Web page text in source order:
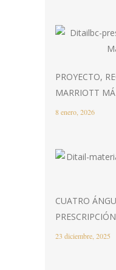
PROYECTO,
MARRIOTT
8 enero, 2026
CUATRO
23 diciembre, 2025